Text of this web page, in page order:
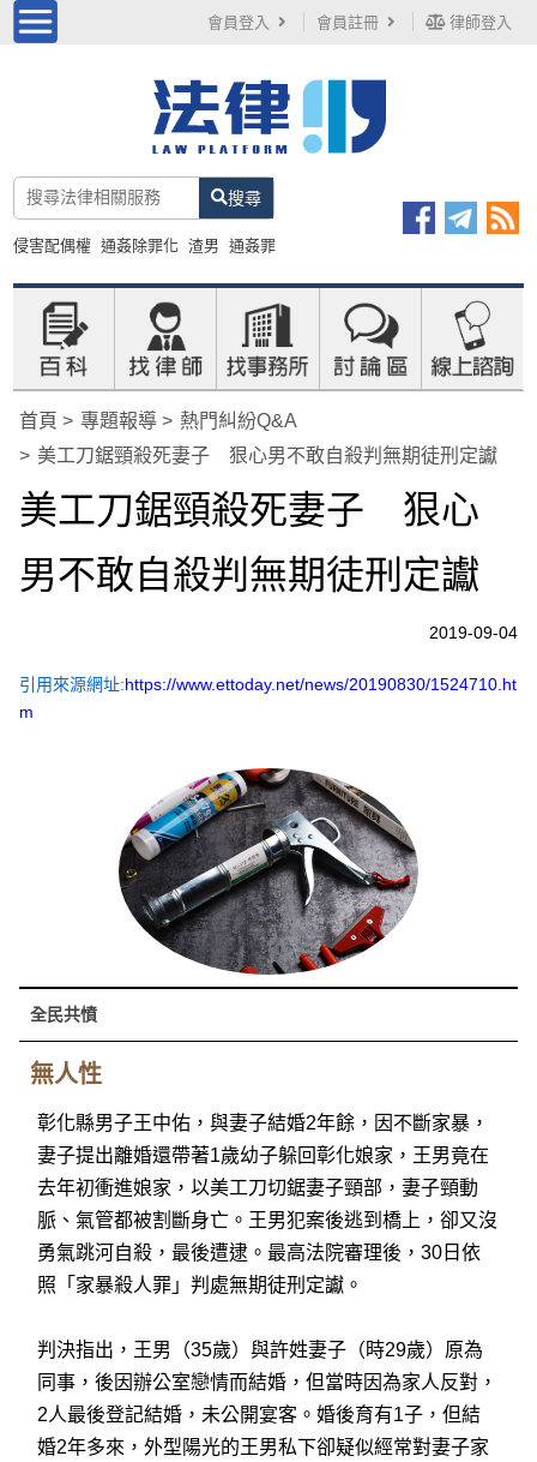
會員登入 會員註冊 律師登入
搜尋
侵害配偶權 通姦除罪化 渣男 通姦罪
首頁 專題報導
熱門糾紛Q&A
美工刀鋸頸殺死妻子 狠心男不敢自殺判無期徒刑定讞
美工刀鋸頸殺死妻子 狠心
男不敢自殺判無期徒刑定讞
2019-09-04
引用來源網址:https://www.ettoday.net/news/20190830/1524710.ht
m
全民共憤
無人性
彰化縣男子王中佑，與妻子結婚2年餘，因不斷家暴，
妻子提出離婚還帶著1歲幼子躲回彰化娘家，王男竟在
去年初衝進娘家，以美工刀切鋸妻子頸部，妻子頸動
脈、氣管都被割斷身亡。王男犯案後逃到橋上，卻又沒
勇氣跳河自殺，最後遭逮。最高法院審理後，30日依
照「家暴殺人罪」判處無期徒刑定讞。
判決指出，王男（35歲）與許姓妻子（時29歲）原為
同事，後因辦公室戀情而結婚，但當時因為家人反對，
2人最後登記結婚，未公開宴客。婚後育有1子，但結
婚2年多來，外型陽光的王男私下卻疑似經常對妻子家